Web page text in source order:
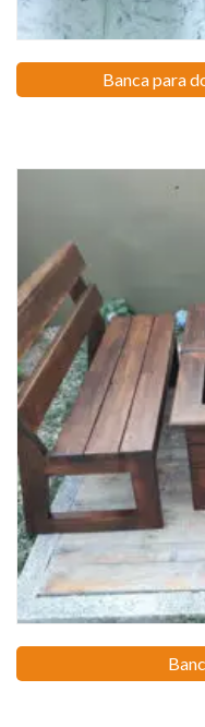
Banca para